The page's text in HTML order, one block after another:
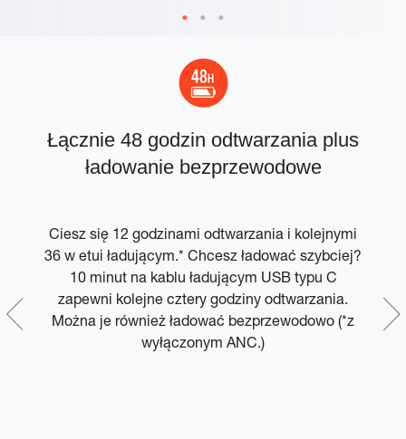
Łącznie 48 godzin odtwarzania plus
ładowanie bezprzewodowe
Ciesz się 12 godzinami odtwarzania i kolejnymi
36 w etui ładującym.* Chcesz ładować szybciej?
10 minut na kablu ładującym USB typu C
zapewni kolejne cztery godziny odtwarzania.
Można je również ładować bezprzewodowo (*z
wyłączonym ANC.)